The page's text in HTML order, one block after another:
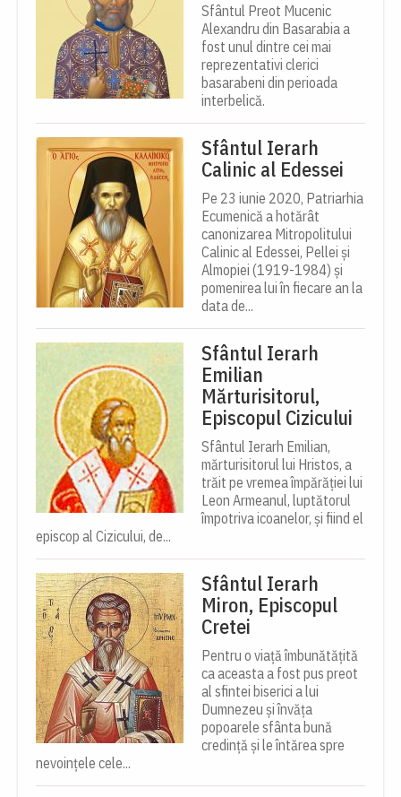
Sfântul Preot Mucenic
Alexandru din Basarabia a
fost unul dintre cei mai
reprezentativi clerici
basarabeni din perioada
interbelică.
Sfântul Ierarh
Calinic al Edessei
Pe 23 iunie 2020, Patriarhia
Ecumenică a hotărât
canonizarea Mitropolitului
Calinic al Edessei, Pellei și
Almopiei (1919-1984) și
pomenirea lui în fiecare an la
data de...
Sfântul Ierarh
Emilian
Mărturisitorul,
Episcopul Cizicului
Sfântul Ierarh Emilian,
mărturisitorul lui Hristos, a
trăit pe vremea împărăției lui
Leon Armeanul, luptătorul
împotriva icoanelor, și fiind el
episcop al Cizicului, de...
Sfântul Ierarh
Miron, Episcopul
Cretei
Pentru o viață îmbunătățită
ca aceasta a fost pus preot
al sfintei biserici a lui
Dumnezeu și învăța
popoarele sfânta bună
credință și le întărea spre
nevoințele cele...